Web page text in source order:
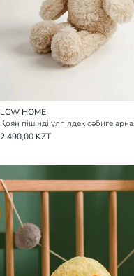
LCW HOME
2 490,00 KZT